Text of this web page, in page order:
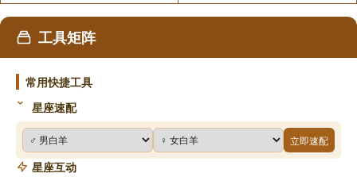
工具矩阵
常用快捷工具
星座速配
立即速配
星座互动